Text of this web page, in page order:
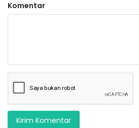
Komentar
Kirim Komentar